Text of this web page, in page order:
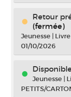
Retour
(fermée)
Jeunesse |
01/10/2026
Jeunesse |
PETITS/